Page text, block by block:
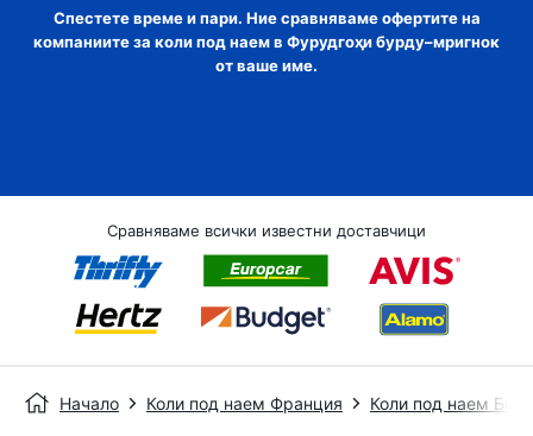
Спестете време и пари. Ние сравняваме офертите на
компаниите за коли под наем в Фурудгоҳи бурду–мригнок
от ваше име.
Сравняваме всички известни доставчици
Начало Коли под наем Франция Коли под наем